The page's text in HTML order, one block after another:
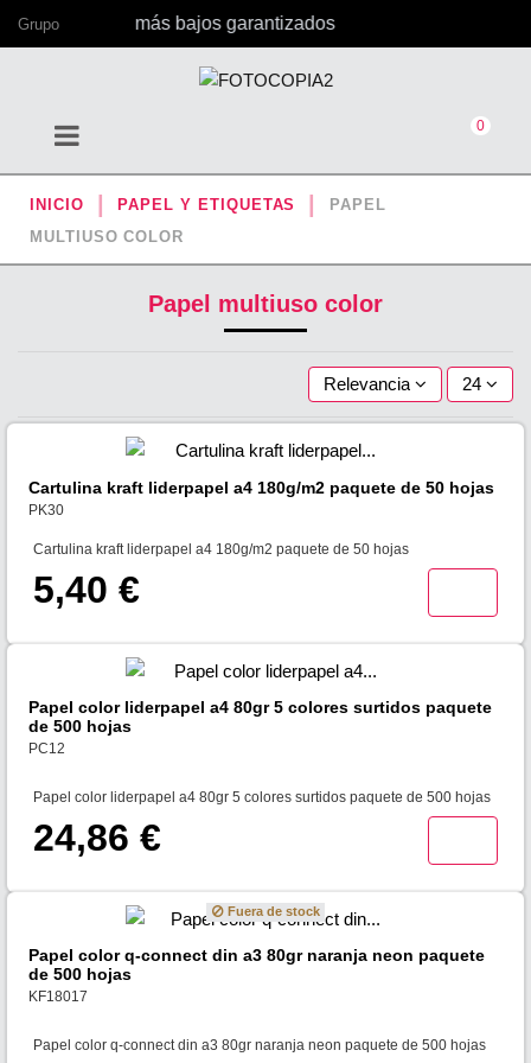
Grupolos precios más bajos garantizados
0
INICIO PAPEL Y ETIQUETAS
PAPEL
MULTIUSO COLOR
Papel multiuso color
Relevancia 24
Cartulina kraft liderpapel a4 180g/m2 paquete de 50 hojas
PK30
Cartulina kraft liderpapel a4 180g/m2 paquete de 50 hojas
5,40 €
Papel color liderpapel a4 80gr 5 colores surtidos paquete
de 500 hojas
PC12
Papel color liderpapel a4 80gr 5 colores surtidos paquete de 500 hojas
24,86 €
Fuera de stock
Papel color q-connect din a3 80gr naranja neon paquete
de 500 hojas
KF18017
Papel color q-connect din a3 80gr naranja neon paquete de 500 hojas